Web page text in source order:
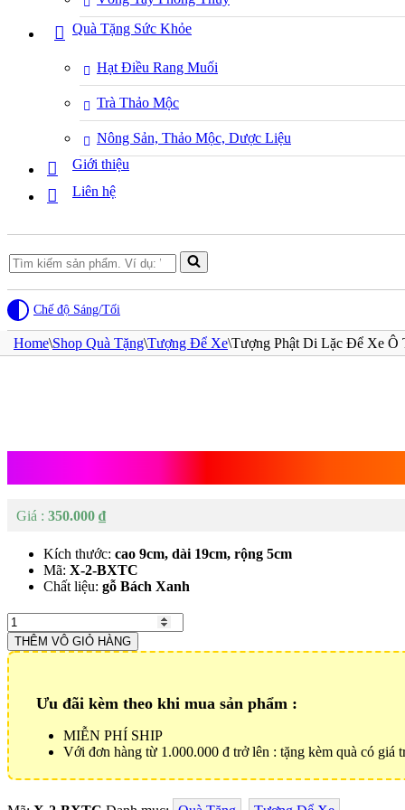
Quà Tặng Sức Khỏe
Hạt Điều Rang Muối
Trà Thảo Mộc
Nông Sản, Thảo Mộc, Dược Liệu
Giới thiệu
Liên hệ
Search
for...
Chế độ Sáng/Tối
Home\Shop Quà Tặng\Tượng Để Xe\Tượng Phật Di Lặc Để Xe Ô
350.000 ₫
Kích thước: cao 9cm, dài 19cm, rộng 5cm
Mã: X-2-BXTC
Chất liệu: gỗ Bách Xanh
Tượng
Phật
Di
Lặc
Để
Xe
Ô
Tô
Số
lượng
THÊM VÔ GIỎ HÀNG
Ưu đãi kèm theo khi mua sản phẩm :
MIỄN PHÍ SHIP
Với đơn hàng từ 1.000.000 đ trở lên : tặng kèm quà có giá